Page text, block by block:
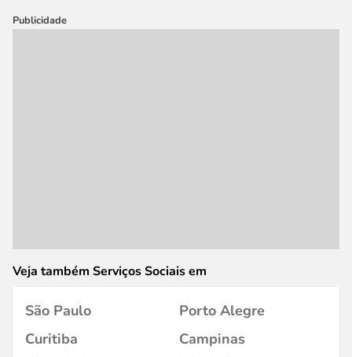
Publicidade
Veja também Serviços Sociais em
São Paulo
Porto Alegre
Curitiba
Campinas